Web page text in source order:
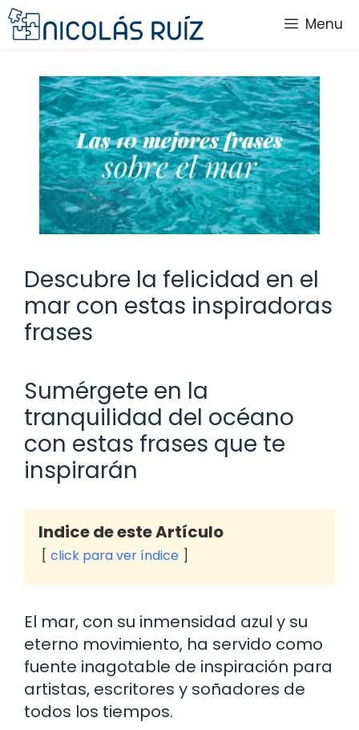
Saltar
al
Menu
Descubre la felicidad en el
mar con estas inspiradoras
frases
Sumérgete en la
tranquilidad del océano
con estas frases que te
inspirarán
Indice de este Artículo
click para ver índice
El mar, con su inmensidad azul y su
eterno movimiento, ha servido como
fuente inagotable de inspiración para
artistas, escritores y soñadores de
todos los tiempos.